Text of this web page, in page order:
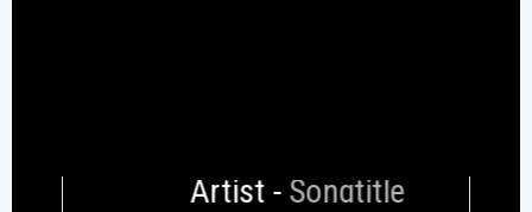
Artist-Songtitle